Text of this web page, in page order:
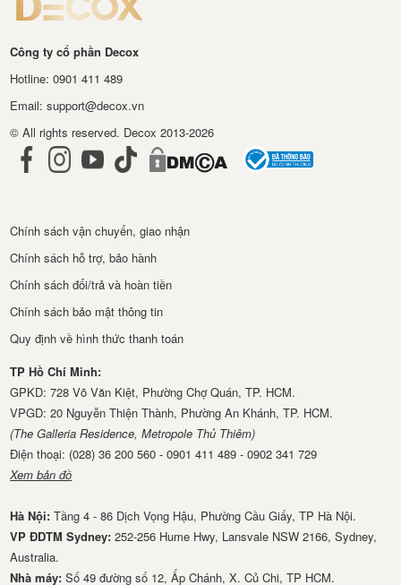
Công ty cổ phần Decox
Hotline: 0901 411 489
Email: support@decox.vn
© All rights reserved. Decox 2013-2026
Chính sách vận chuyển, giao nhận
Chính sách hỗ trợ, bảo hành
Chính sách đổi/trả và hoàn tiền
Chính sách bảo mật thông tin
Quy định về hình thức thanh toán
TP Hồ Chí Minh:
GPKD: 728 Võ Văn Kiệt, Phường Chợ Quán, TP. HCM.
VPGD: 20 Nguyễn Thiện Thành, Phường An Khánh, TP. HCM.
(The Galleria Residence, Metropole Thủ Thiêm)
Điện thoại: (028) 36 200 560 - 0901 411 489 - 0902 341 729
Xem bản đồ
Hà Nội:Tầng 4 - 86 Dịch Vọng Hậu, Phường Cầu Giấy, TP Hà Nội.
VP ĐDTM Sydney: 252-256 Hume Hwy, Lansvale NSW 2166, Sydney,
Australia.
Nhà má​y: Số 49 đường số 12, Ấp Chánh, X. Củ Chi, TP HCM.